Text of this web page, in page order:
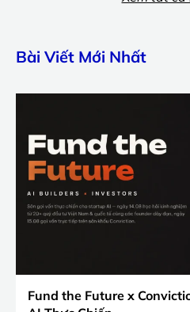
Bài Viết Mới Nhất
Fund the Future x